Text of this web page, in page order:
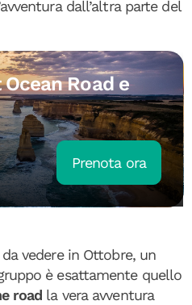
dall’altra parte del
Road e
Prenota ora
vedere in Ottobre, un
è esattamente quello
road la vera avventura